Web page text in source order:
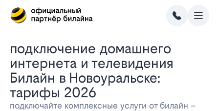
Подключение домашнего
интернета и телевидения
Билайн в Новоуральске:
тарифы 2026
подключайте комплексные услуги от билайн –